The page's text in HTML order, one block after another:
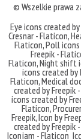
© Wszelkie prawa
Eye icons created
Cresnar - Flaticon,
Flaticon,Poll icons
Freepik -
Flaticon,Night shift
icons created by
Flaticon,Medical
created by Freepik
icons created by
Flaticon,
Freepik,Icon by
created by Freepik
Iconjam - Flaticon